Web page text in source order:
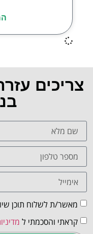
צריכים
מאשר/ת לשלוח תוכן
קראתי והסכמתי ל